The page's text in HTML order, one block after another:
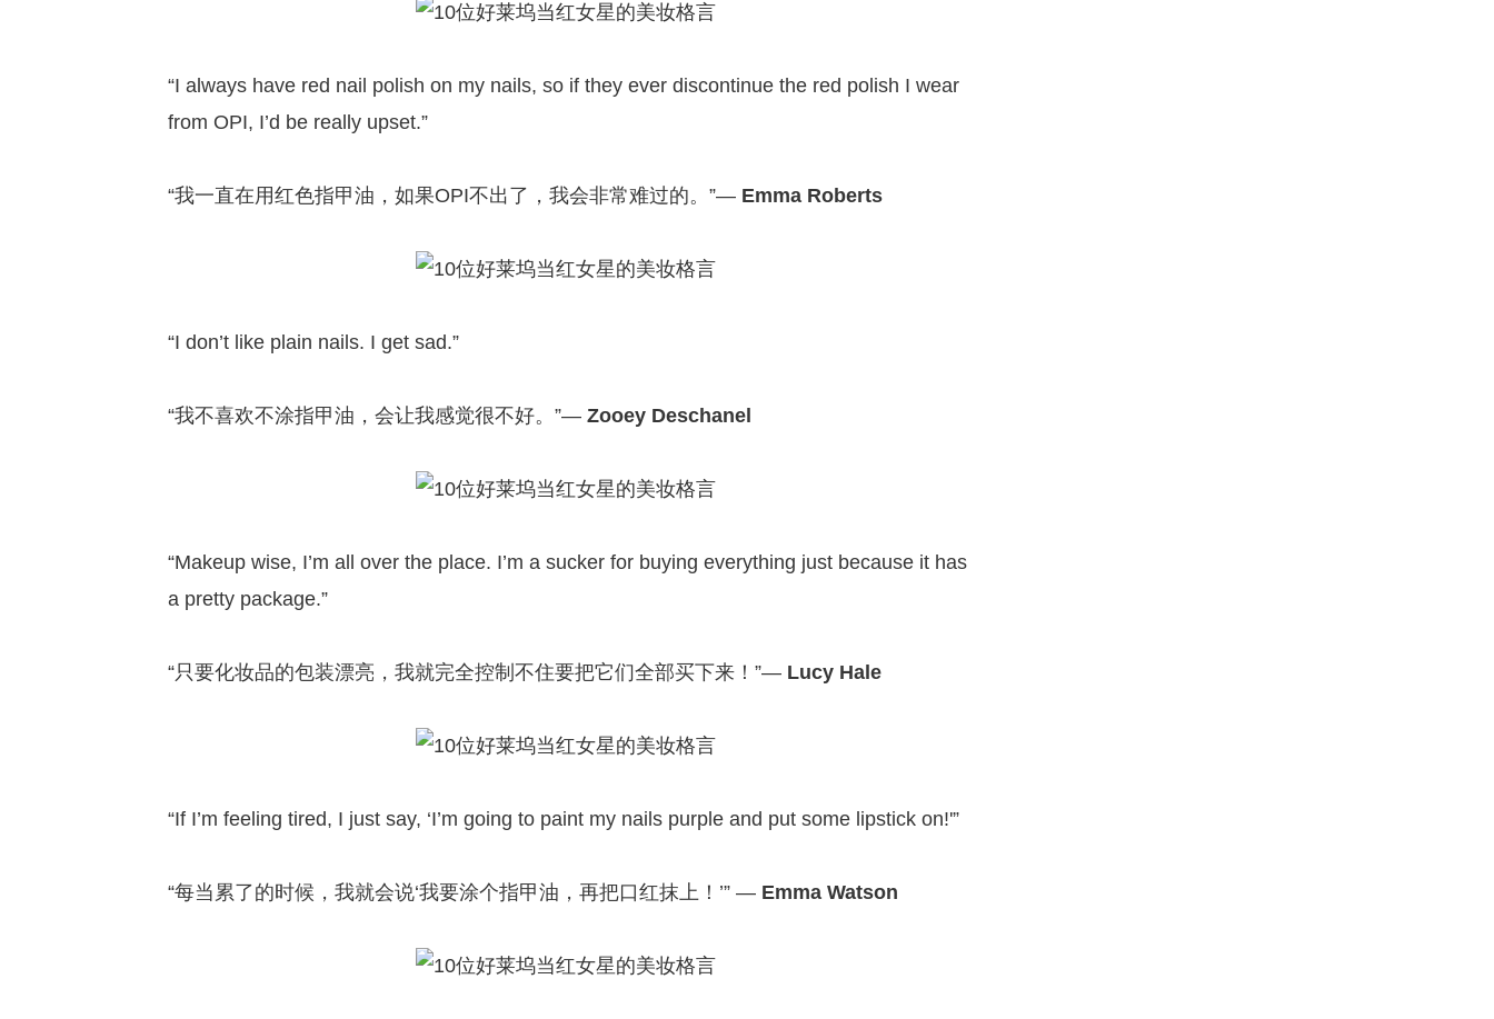
“I always have red nail polish on my nails, so if they ever discontinue the red polish I wear
from OPI, I’d be really upset.”
“我一直在用红色指甲油，如果OPI不出了，我会非常难过的。”— Emma Roberts
“I don’t like plain nails. I get sad.”
“我不喜欢不涂指甲油，会让我感觉很不好。”— Zooey Deschanel
“Makeup wise, I’m all over the place. I’m a sucker for buying everything just because it has
a pretty package.”
“只要化妆品的包装漂亮，我就完全控制不住要把它们全部买下来！”— Lucy Hale
“If I’m feeling tired, I just say, ‘I’m going to paint my nails purple and put some lipstick on!'”
“每当累了的时候，我就会说‘我要涂个指甲油，再把口红抹上！’” — Emma Watson